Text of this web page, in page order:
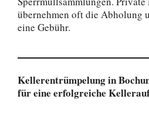
übernehmen oft die Abholung
eine Gebühr.
Kellerentrümpelung in
für eine erfolgreiche